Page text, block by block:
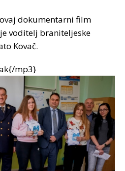
dokumentarni film
voditelj braniteljeske
Kovač.
mp3}